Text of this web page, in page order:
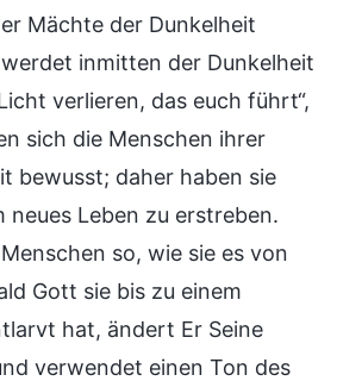
Mächte der Dunkelheit
inmitten der Dunkelheit
verlieren, das euch führt“,
sich die Menschen ihrer
bewusst; daher haben sie
neues Leben zu erstreben.
so, wie sie es von
Gott sie bis zu einem
hat, ändert Er Seine
verwendet einen Ton des